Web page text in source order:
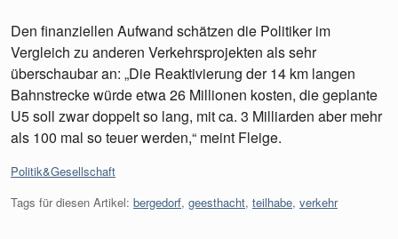
Den finanziellen Aufwand schätzen die Politiker im
Vergleich zu anderen Verkehrsprojekten als sehr
überschaubar an: „Die Reaktivierung der 14 km langen
Bahnstrecke würde etwa 26 Millionen kosten, die geplante
U5 soll zwar doppelt so lang, mit ca. 3 Milliarden aber mehr
als 100 mal so teuer werden,“ meint Fleige.
Kategorien:
Politik&Gesellschaft
Tags für diesen Artikel: bergedorf, geesthacht, teilhabe, verkehr